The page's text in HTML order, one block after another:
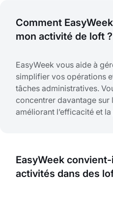
Comment
mon activité de loft ?
EasyWeek vous aide à
simplifier vos opérations
tâches administratives.
concentrer davantage sur
améliorant l’efficacité et
EasyWeek
activités dans des